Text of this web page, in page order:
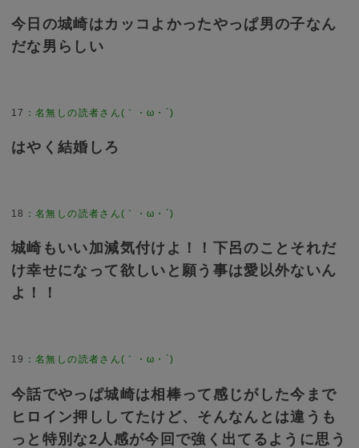
今日の城崎はカッコよかったやっぱ男の子なん
だな男らしい
17 ：名無しの読者さん(｀・ω・´)
はやく結婚しろ
18 ：名無しの読者さん(｀・ω・´)
城崎もいい加減気付けよ！！下呂のことそれだ
け幸せになって欲しいと願う事は愛以外ないん
よ！！
19 ：名無しの読者さん(｀・ω・´)
今話でやっぱ城崎は相棒って感じがした今まで
ヒロイン押ししてたけど、そんなんとは違うも
っと特別な2人感が今回で強く出てるように思う